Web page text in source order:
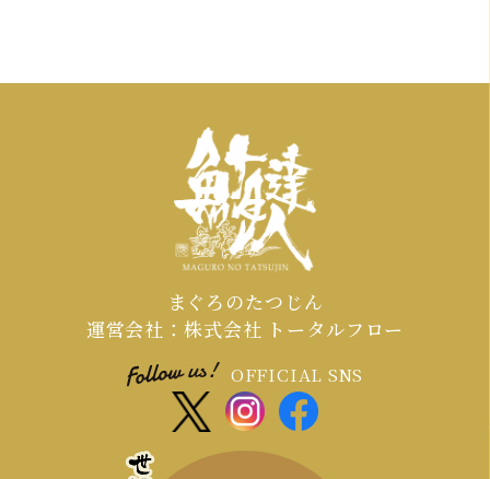
の実施実績があります。
ーテイメントとして昇華させるプロの
演出力・ノウハウを持ち、「プロロー
グ＆サプライズ入場」で期待感を高
め、「共同作業と写真映え」で誰もが
主役になり、「ライブで食す」最高の
カタルシスを提供することがです。
まぐろのたつじん
運営会社：株式会社 トータルフロー
OFFICIAL SNS